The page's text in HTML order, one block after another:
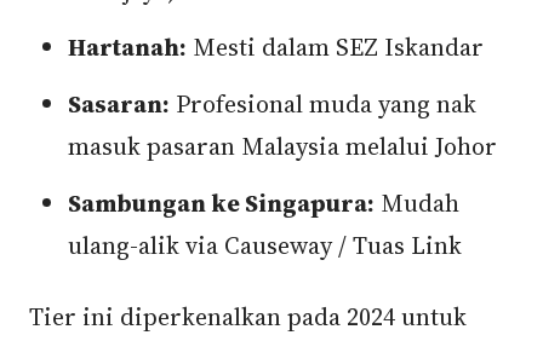
Hartanah: Mesti dalam SEZ Iskandar
Sasaran: Profesional muda yang nak
masuk pasaran Malaysia melalui Johor
Sambungan ke Singapura: Mudah
ulang-alik via Causeway / Tuas Link
Tier ini diperkenalkan pada 2024 untuk